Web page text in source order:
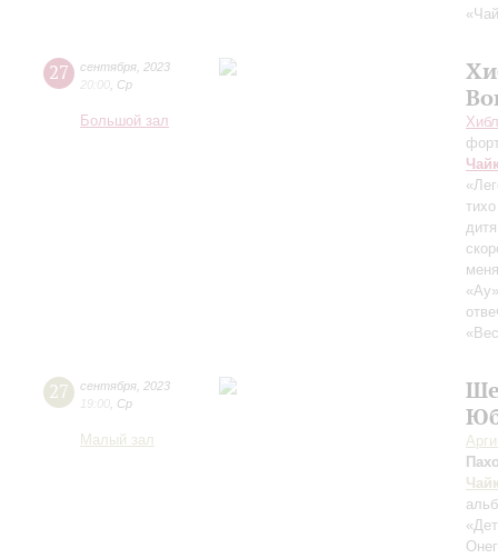
27 сентября 2023
20:00 Ср
Большой зал
27 сентября 2023
19:00 Ср
Малый зал